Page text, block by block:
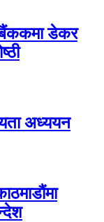
बैंककमा डेकर
अध्ययन